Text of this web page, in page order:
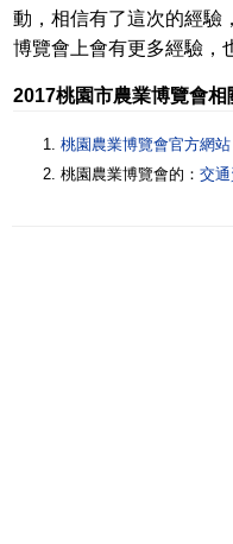
動，相信有了這次的經驗
博覽會上會有更多經驗，
2017桃園市農業博覽會相
桃園農業博覽會官方網站
桃園農業博覽會的： 交